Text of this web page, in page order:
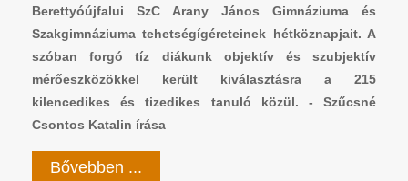
Berettyóújfalui SzC Arany János Gimnáziuma és
Szakgimnáziuma tehetségígéreteinek hétköznapjait. A
szóban forgó tíz diákunk objektív és szubjektív
mérőeszközökkel került kiválasztásra a 215
kilencedikes és tizedikes tanuló közül. - Szűcsné
Csontos Katalin írása
Bővebben ...